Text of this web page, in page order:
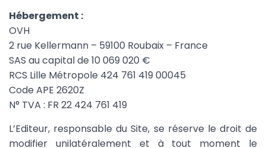
Hébergement :
OVH
2 rue Kellermann – 59100 Roubaix – France
SAS au capital de 10 069 020 €
RCS Lille Métropole 424 761 419 00045
Code APE 2620Z
N° TVA : FR 22 424 761 419
L’Editeur, responsable du Site, se réserve le droit de
modifier unilatéralement et à tout moment le